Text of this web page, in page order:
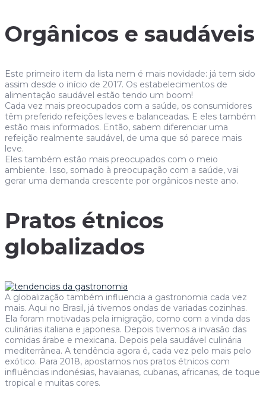
Orgânicos e saudáveis
Este primeiro item da lista nem é mais novidade: já tem sido
assim desde o início de 2017. Os estabelecimentos de
alimentação saudável estão tendo um boom!
Cada vez mais preocupados com a saúde, os consumidores
têm preferido refeições leves e balanceadas. E eles também
estão mais informados. Então, sabem diferenciar uma
refeição realmente saudável, de uma que só parece mais
leve.
Eles também estão mais preocupados com o meio
ambiente. Isso, somado à preocupação com a saúde, vai
gerar uma demanda crescente por orgânicos neste ano.
Pratos étnicos
globalizados
A globalização também influencia a gastronomia cada vez
mais. Aqui no Brasil, já tivemos ondas de variadas cozinhas.
Ela foram motivadas pela imigração, como com a vinda das
culinárias italiana e japonesa. Depois tivemos a invasão das
comidas árabe e mexicana. Depois pela saudável culinária
mediterrânea. A tendência agora é, cada vez pelo mais pelo
exótico. Para 2018, apostamos nos pratos étnicos com
influências indonésias, havaianas, cubanas, africanas, de toque
tropical e muitas cores.